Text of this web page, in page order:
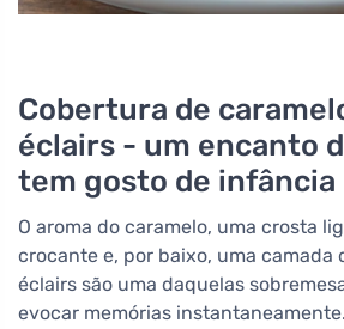
Cobertura de
éclairs - um encanto
tem gosto de infância
O aroma do caramelo, uma crosta
crocante e, por baixo, uma camada
éclairs são uma daquelas
evocar memórias